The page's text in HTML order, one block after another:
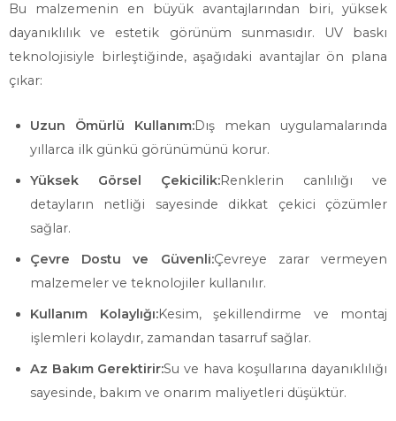
Bu malzemenin en büyük avantajlarından biri, yüksek
dayanıklılık ve estetik görünüm sunmasıdır. UV baskı
teknolojisiyle birleştiğinde, aşağıdaki avantajlar ön plana
çıkar:
Uzun Ömürlü Kullanım:Dış mekan uygulamalarında
yıllarca ilk günkü görünümünü korur.
Yüksek Görsel Çekicilik:Renklerin canlılığı ve
detayların netliği sayesinde dikkat çekici çözümler
sağlar.
Çevre Dostu ve Güvenli:Çevreye zarar vermeyen
malzemeler ve teknolojiler kullanılır.
Kullanım Kolaylığı:Kesim, şekillendirme ve montaj
işlemleri kolaydır, zamandan tasarruf sağlar.
Az Bakım Gerektirir:Su ve hava koşullarına dayanıklılığı
sayesinde, bakım ve onarım maliyetleri düşüktür.